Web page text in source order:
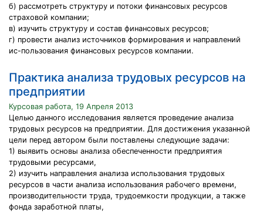
б) рассмотреть структуру и потоки финансовых ресурсов
страховой компании;
в) изучить структуру и состав финансовых ресурсов;
г) провести анализ источников формирования и направлений
ис-пользования финансовых ресурсов компании.
Практика анализа трудовых ресурсов на
предприятии
Курсовая работа, 19 Апреля 2013
Целью данного исследования является проведение анализа
трудовых ресурсов на предприятии. Для достижения указанной
цели перед автором были поставлены следующие задачи:
1) выявить основы анализа обеспеченности предприятия
трудовыми ресурсами,
2) изучить направления анализа использования трудовых
ресурсов в части анализа использования рабочего времени,
производительности труда, трудоемкости продукции, а также
фонда заработной платы,